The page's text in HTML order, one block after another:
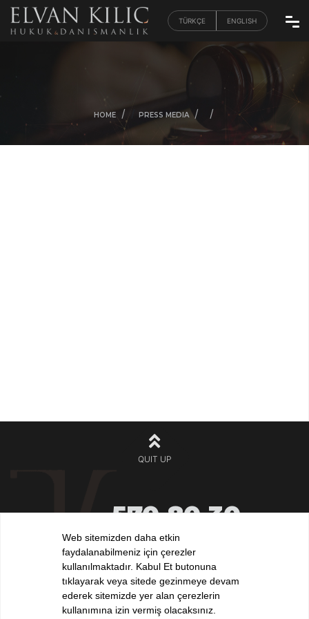
TÜRKÇE ENGLISH
HOME / PRESS MEDIA / /
QUIT UP
570 80 30
+90 532532 32 32
iletisim@elvankilic.com
FOLLOW US !
Web sitemizden daha etkin
faydalanabilmeniz için çerezler
kullanılmaktadır. Kabul Et butonuna
tıklayarak veya sitede gezinmeye devam
ederek sitemizde yer alan çerezlerin
kullanımına izin vermiş olacaksınız.